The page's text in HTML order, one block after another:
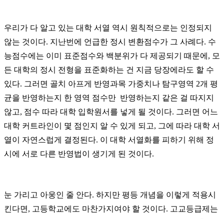
우리가 다 알고 있는 대학 서열 역시 원칙적으로는 인정되지
않는 것이다. 지난번에 언급한 정시 변환점수가 그 사례다. 수
능점수에는 이미 표준점수와 백분위가 다 제공되기 때문에, 모
든 대학의 정시 전형을 표준화하는 건 지금 당장에라도 할 수
있다. 그러면 골치 아프게 반영과목 가중치나 탐구영역 2개 평
균을 반영하는지 한 영역 점수만 반영하는지 같은 걸 따지지
않고, 점수 따라 대학 입학원서를 넣게 될 것이다. 그러면 어느
대학 커트라인이 몇 점인지 알 수 있게 되고, 그에 따라 대학 서
열이 자연스럽게 결정된다. 이 대학 서열화를 피하기 위해 정
시에 서로 다른 반영법이 생기게 된 것이다.
눈 가리고 아웅인 줄 안다. 하지만 평등 개념을 이렇게 적용시
킨다면, 고등학교에도 마찬가지여야 할 것이다. 고교등급제는